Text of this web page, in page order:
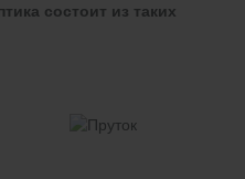
состоит из таких